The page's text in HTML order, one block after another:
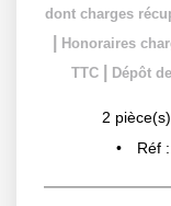
dont charges
Honoraires
TTC
Dépôt
2 pièce(s)
Réf :